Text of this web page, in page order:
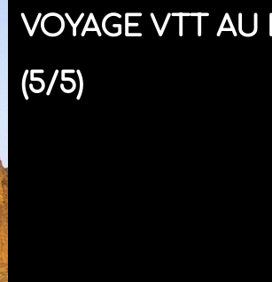
VOYAGE VTT AU
(5/5)